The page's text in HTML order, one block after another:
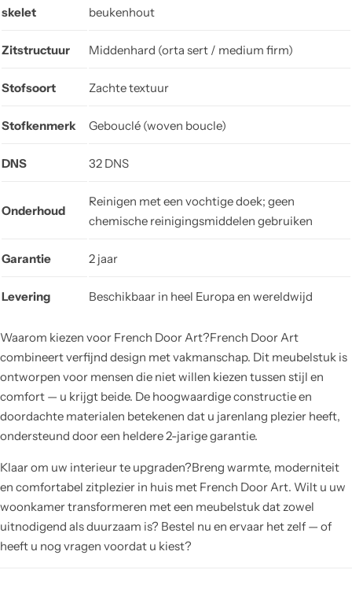
skelet
beukenhout
Zitstructuur Middenhard (orta sert / medium firm)
Stofsoort Zachte textuur
Stofkenmerk Gebouclé (woven boucle)
DNS 32 DNS
Onderhoud
Reinigen met een vochtige doek; geen
chemische reinigingsmiddelen gebruiken
Garantie 2 jaar
Levering Beschikbaar in heel Europa en wereldwijd
Waarom kiezen voor French Door Art?French Door Art
combineert verfijnd design met vakmanschap. Dit meubelstuk is
ontworpen voor mensen die niet willen kiezen tussen stijl en
comfort — u krijgt beide. De hoogwaardige constructie en
doordachte materialen betekenen dat u jarenlang plezier heeft,
ondersteund door een heldere 2-jarige garantie.
Klaar om uw interieur te upgraden?Breng warmte, moderniteit
en comfortabel zitplezier in huis met French Door Art. Wilt u uw
woonkamer transformeren met een meubelstuk dat zowel
uitnodigend als duurzaam is? Bestel nu en ervaar het zelf — of
heeft u nog vragen voordat u kiest?